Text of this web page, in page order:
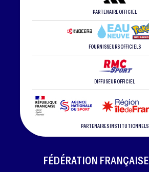
PARTENAIRE OFFICIEL
FOURNISSEURS OFFICIELS
DIFFUSEUR OFFICIEL
PARTENAIRES INSTITUTIONNELS
FÉDÉRATION